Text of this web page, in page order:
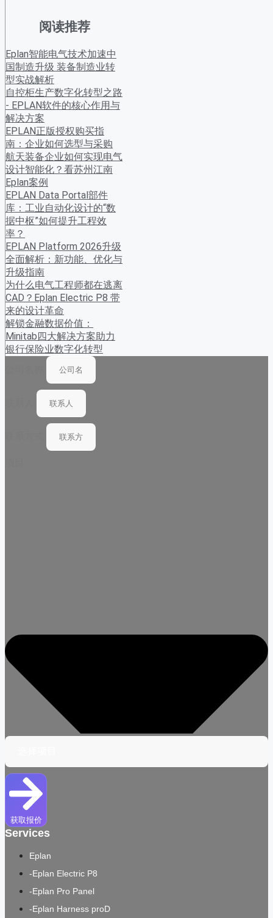
阅读推荐
Eplan智能电气技术加速中
国制造升级 装备制造业转
型实战解析
自控柜生产数字化转型之路
- EPLAN软件的核心作用与
解决方案
EPLAN正版授权购买指
南：企业如何选型与采购
航天装备企业如何实现电气
设计智能化？看苏州江南
Eplan案例
EPLAN Data Portal部件
库：工业自动化设计的“数
据中枢”如何提升工程效
率？
EPLAN Platform 2026升级
全面解析：新功能、优化与
升级指南
为什么电气工程师都在逃离
CAD？Eplan Electric P8 带
来的设计革命
解锁金融数据价值：
Minitab四大解决方案助力
银行保险业数字化转型
获取报价
Services
Eplan
-Eplan Electric P8
-Eplan Pro Panel
-Eplan Harness proD